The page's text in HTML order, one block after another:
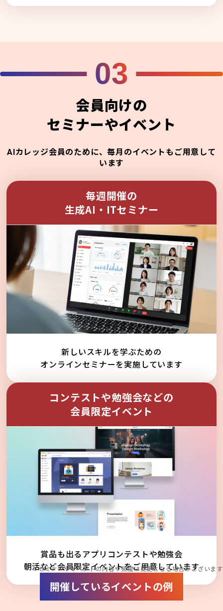
03
会員向けの
セミナーやイベント
AIカレッジ会員のために、毎月のイベントもご用意して
います
毎週開催の
生成AI・ITセミナー
新しいスキルを学ぶための
オンラインセミナーを実施しています
コンテストや勉強会などの
会員限定イベント
賞品も出るアプリコンテストや勉強会
朝活など会員限定イベントをご用意しています
※セミナーやイベントの内容や頻度は変更となる場合がございます
開催しているイベントの例